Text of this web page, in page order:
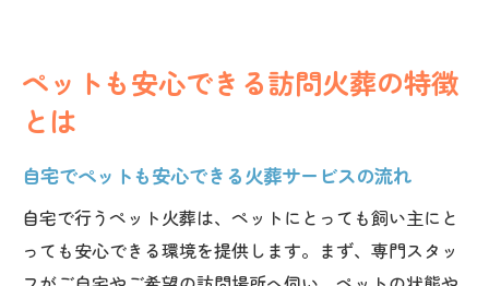
ペットも安心できる訪問火葬の特徴
とは
自宅でペットも安心できる火葬サービスの流れ
自宅で行うペット火葬は、ペットにとっても飼い主にと
っても安心できる環境を提供します。まず、専門スタッ